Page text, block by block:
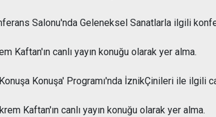
Salonu'nda Geleneksel Sanatlarla ilgili
Kaftan'ın canlı yayın konuğu olarak yer alma.
Konuşa' Programı'nda İznikÇinileri ile ilgili
Kaftan'ın canlı yayın konuğu olarak yer alma.